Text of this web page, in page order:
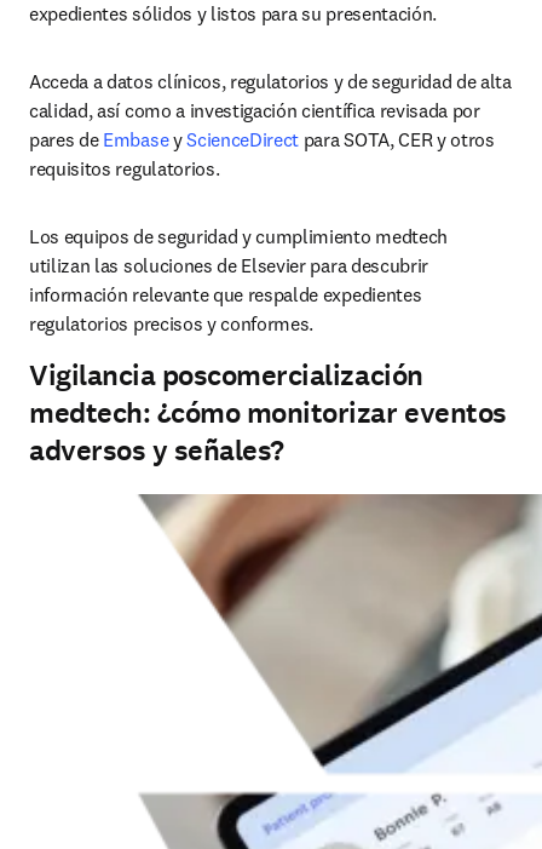
expedientes sólidos y listos para su presentación.
Acceda a datos clínicos, regulatorios y de seguridad de alta
calidad, así como a investigación científica revisada por
pares de Embase y ScienceDirect para SOTA, CER y otros
requisitos regulatorios.
Los equipos de seguridad y cumplimiento medtech
utilizan las soluciones de Elsevier para descubrir
información relevante que respalde expedientes
regulatorios precisos y conformes.
Vigilancia poscomercialización
medtech: ¿cómo monitorizar eventos
adversos y señales?